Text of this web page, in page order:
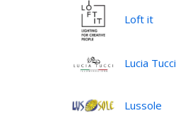
Loft it
Lucia Tucci
Lussole